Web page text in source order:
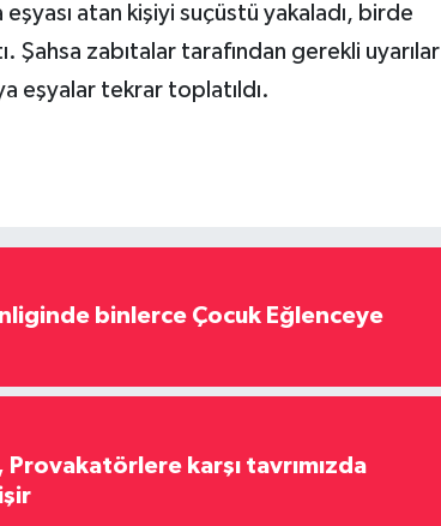
atan kişiyi suçüstü yakaladı, birde
Şahsa zabıtalar tarafından gerekli uyarılar
eşyalar tekrar toplatıldı.
binlerce Çocuk Eğlenceye
karşı tavrımızda